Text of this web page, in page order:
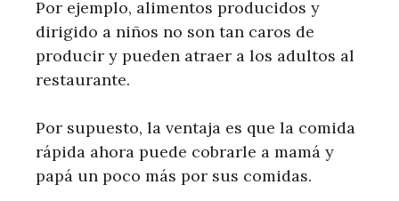
Por ejemplo, alimentos producidos y
dirigido a niños no son tan caros de
producir y pueden atraer a los adultos al
restaurante.
Por supuesto, la ventaja es que la comida
rápida ahora puede cobrarle a mamá y
papá un poco más por sus comidas.